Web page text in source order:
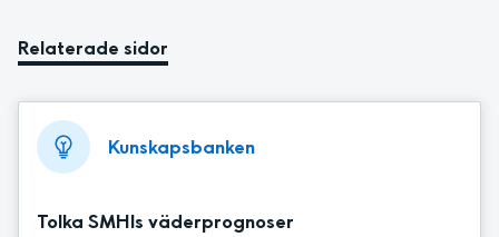
Relaterade sidor
Kunskapsbanken
Tolka SMHIs väderprognoser